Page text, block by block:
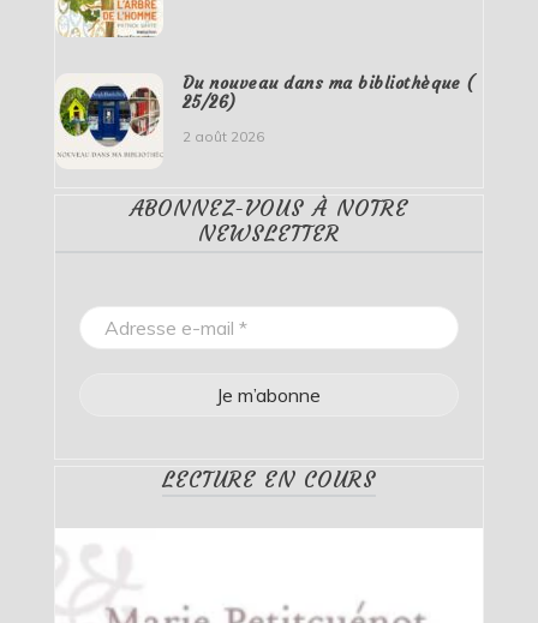
Du nouveau dans ma bibliothèque (
25/26)
2 août 2026
ABONNEZ-VOUS À NOTRE
NEWSLETTER
LECTURE EN COURS